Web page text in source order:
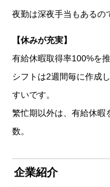
夜勤は深夜手当もあるの
【休みが充実】
有給休暇取得率100%を
シフトは2週間毎に作成
すいです。
繁忙期以外は、有給休暇
数。
企業紹介